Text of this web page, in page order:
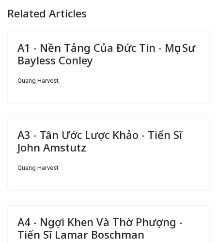
Related Articles
A1 - Nền Tảng Của Đức Tin - Mục Sư
Bayless Conley
Quang Harvest
A3 - Tân Ước Lược Khảo - Tiến Sĩ
John Amstutz
Quang Harvest
A4 - Ngợi Khen Và Thờ Phượng -
Tiến Sĩ Lamar Boschman